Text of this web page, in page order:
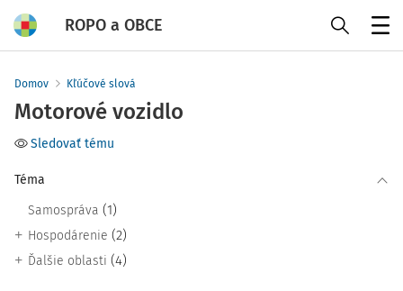
ROPO a OBCE
Domov Kľúčové slová
Motorové vozidlo
Sledovať tému
Téma
Samospráva (1)
Hospodárenie (2)
Ďalšie oblasti (4)